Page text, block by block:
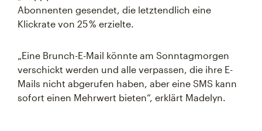
Abonnenten gesendet, die letztendlich eine
Klickrate von 25 % erzielte.
„Eine Brunch-E-Mail könnte am Sonntagmorgen
verschickt werden und alle verpassen, die ihre E-
Mails nicht abgerufen haben, aber eine SMS kann
sofort einen Mehrwert bieten“, erklärt Madelyn.